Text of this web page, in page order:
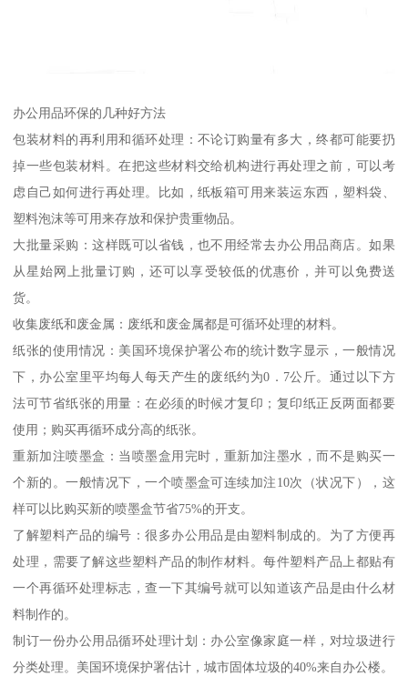
办公用品环保的几种好方法
包装材料的再利用和循环处理：不论订购量有多大，终都可能要扔
掉一些包装材料。在把这些材料交给机构进行再处理之前，可以考
虑自己如何进行再处理。比如，纸板箱可用来装运东西，塑料袋、
塑料泡沫等可用来存放和保护贵重物品。
大批量采购：这样既可以省钱，也不用经常去办公用品商店。如果
从星始网上批量订购，还可以享受较低的优惠价，并可以免费送
货。
收集废纸和废金属：废纸和废金属都是可循环处理的材料。
纸张的使用情况：美国环境保护署公布的统计数字显示，一般情况
下，办公室里平均每人每天产生的废纸约为0．7公斤。通过以下方
法可节省纸张的用量：在必须的时候才复印；复印纸正反两面都要
使用；购买再循环成分高的纸张。
重新加注喷墨盒：当喷墨盒用完时，重新加注墨水，而不是购买一
个新的。一般情况下，一个喷墨盒可连续加注10次（状况下），这
样可以比购买新的喷墨盒节省75%的开支。
了解塑料产品的编号：很多办公用品是由塑料制成的。为了方便再
处理，需要了解这些塑料产品的制作材料。每件塑料产品上都贴有
一个再循环处理标志，查一下其编号就可以知道该产品是由什么材
料制作的。
制订一份办公用品循环处理计划：办公室像家庭一样，对垃圾进行
分类处理。美国环境保护署估计，城市固体垃圾的40%来自办公楼。